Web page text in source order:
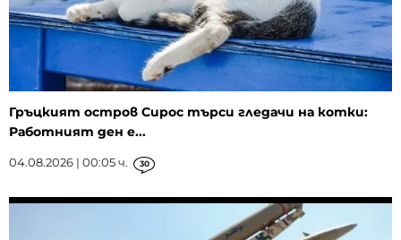
Гръцкият остров Сирос търси гледачи на котки:
Работният ден е...
04.08.2026 | 00:05 ч. 30